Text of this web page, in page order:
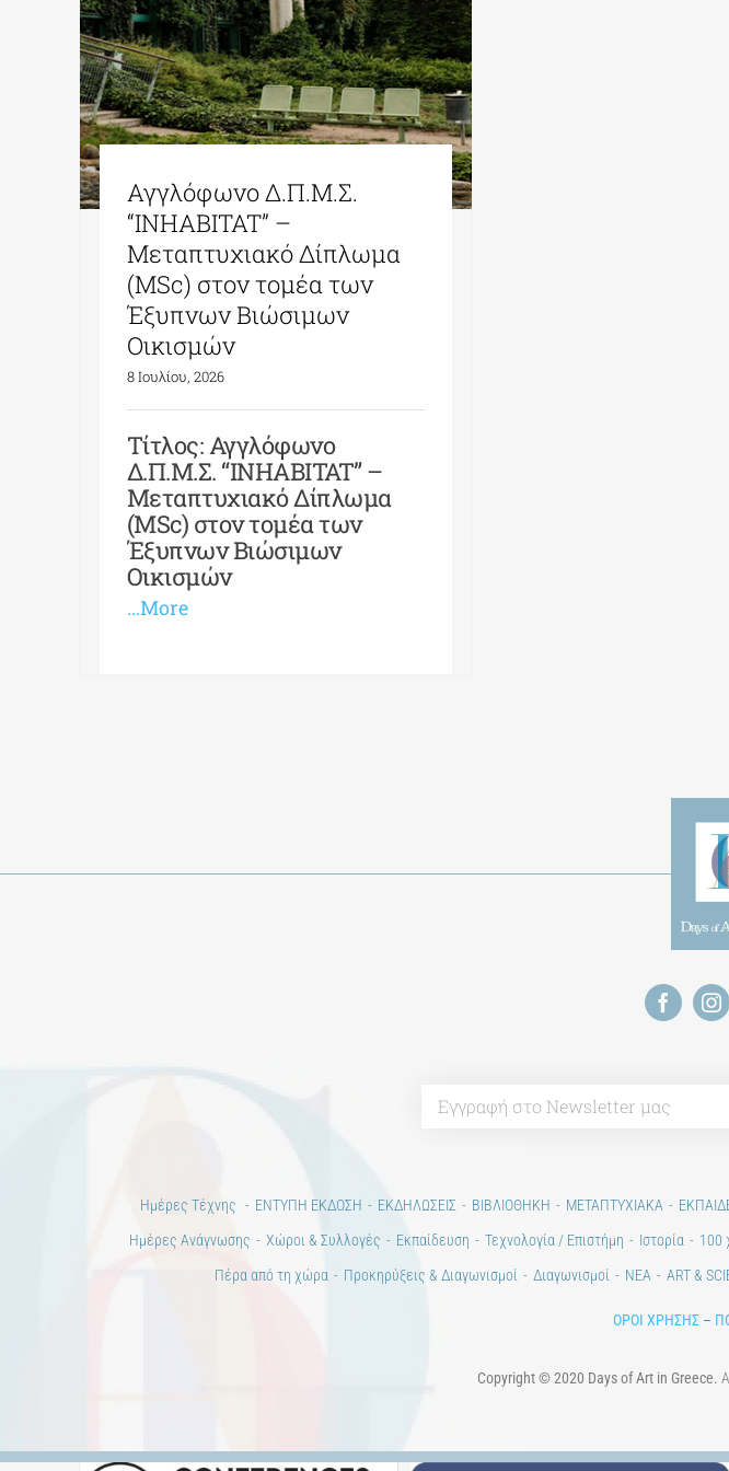
Αγγλόφωνο Δ.Π.Μ.Σ.
“INHABITAT” –
Μεταπτυχιακό Δίπλωμα
(MSc) στον τομέα των
Έξυπνων Βιώσιμων
Οικισμών
8 Ιουλίου, 2026
Τίτλος: Αγγλόφωνο
Δ.Π.Μ.Σ. “INHABITAT” –
Μεταπτυχιακό Δίπλωμα
(MSc) στον τομέα των
Έξυπνων Βιώσιμων
Οικισμών
…More
Ημέρες Τέχνης ΕΝΤΥΠΗ ΕΚΔΟΣΗ ΕΚΔΗΛΩΣΕΙΣ ΒΙΒΛΙΟΘΗΚΗ ΜΕΤΑΠΤΥΧΙΑΚΑ
Ημέρες Ανάγνωσης
Χώροι & Συλλογές Εκπαίδευση Τεχνολογία / Επιστήμη Ιστορία 100
Πέρα από τη χώρα
Προκηρύξεις & Διαγωνισμοί Διαγωνισμοί ΝΕΑ ART &
ΟΡΟΙ ΧΡΗΣΗΣ–
Copyright © 2020 Days of Art in Greece.